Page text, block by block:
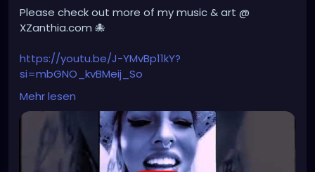
Please check out more of my music & art @
XZanthia.com 🐙
https://youtu.be/J-YMvBp11kY?
si=mbGNO_kvBMeij_So
#hellpop#creaturecosplay
#monstercore
#creaturecore#dommymommy
Mehr lesen